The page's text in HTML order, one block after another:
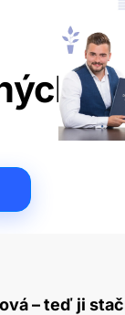
– teď ji